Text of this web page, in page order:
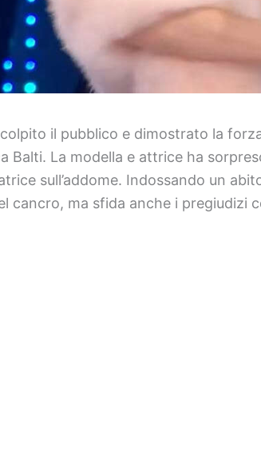
il pubblico e dimostrato la
Balti. La modella e attrice ha
sull’addome. Indossando un
cancro, ma sfida anche i pregiudizi